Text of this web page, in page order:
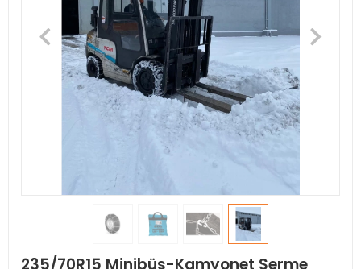
235/70R15 Minibüs-Kamyonet Serme